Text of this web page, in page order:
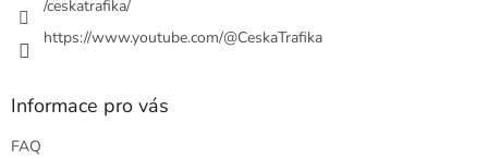
ý
/ceskatrafika/
https://www.youtube.com/@CeskaTrafika
Informace pro vás
FAQ